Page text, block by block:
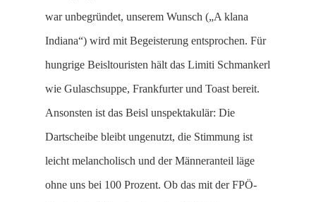
war unbegründet, unserem Wunsch („A klana
Indiana“) wird mit Begeisterung entsprochen. Für
hungrige Beisltouristen hält das Limiti Schmankerl
wie Gulaschsuppe, Frankfurter und Toast bereit.
Ansonsten ist das Beisl unspektakulär: Die
Dartscheibe bleibt ungenutzt, die Stimmung ist
leicht melancholisch und der Männeranteil läge
ohne uns bei 100 Prozent. Ob das mit der FPÖ-